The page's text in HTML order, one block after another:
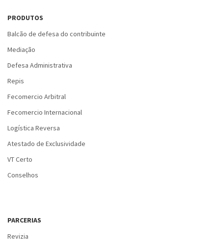
PRODUTOS
Balcão de defesa do contribuinte
Mediação
Defesa Administrativa
Repis
Fecomercio Arbitral
Fecomercio Internacional
Logística Reversa
Atestado de Exclusividade
VT Certo
Conselhos
PARCERIAS
Revizia